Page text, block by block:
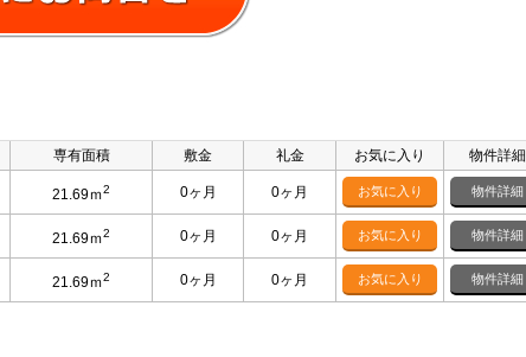
専有面積 敷金 礼金 お気に入り 物件詳細
21.69ｍ2 0ヶ月 0ヶ月 お気に入り 物件詳細
21.69ｍ2 0ヶ月 0ヶ月 お気に入り 物件詳細
21.69ｍ2 0ヶ月 0ヶ月 お気に入り 物件詳細